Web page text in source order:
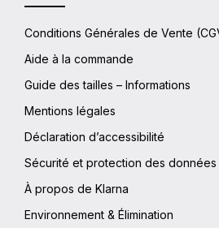
Conditions Générales de Vente
Aide à la commande
Guide des tailles – Informations
Mentions légales
Déclaration d’accessibilité
Sécurité et protection des données
À propos de Klarna
Environnement & Élimination